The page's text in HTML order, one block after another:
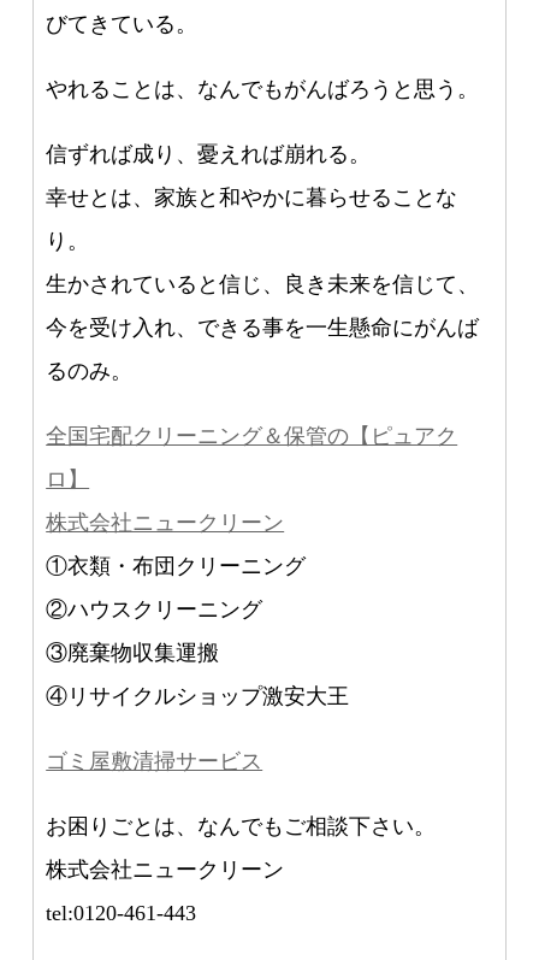
びてきている。
やれることは、なんでもがんばろうと思う。
信ずれば成り、憂えれば崩れる。
幸せとは、家族と和やかに暮らせることな
り。
生かされていると信じ、良き未来を信じて、
今を受け入れ、できる事を一生懸命にがんば
るのみ。
全国宅配クリーニング＆保管の【ピュアク
ロ】
株式会社ニュークリーン
①衣類・布団クリーニング
②ハウスクリーニング
③廃棄物収集運搬
④リサイクルショップ激安大王
ゴミ屋敷清掃サービス
お困りごとは、なんでもご相談下さい。
株式会社ニュークリーン
tel:0120-461-443